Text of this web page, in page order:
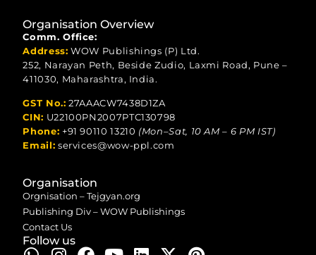
Organisation Overview
Comm. Office:
Address: WOW Publishings (P) Ltd.
252, Narayan Peth, Beside Zudio, Laxmi Road, Pune –
411030, Maharashtra, India.
GST No.: 27AAACW7438D1ZA
CIN: U22100PN2007PTC130798
Phone: +91 90110 13210 (Mon–Sat, 10 AM – 6 PM IST)
Email: services@wow-ppl.com
Organisation
Orgnisation – Tejgyan.org
Publishing Div – WOW Publishings
Contact Us
Follow us